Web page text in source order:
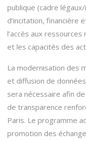
publique (cadre
d’incitation, financière
l’accès aux
et les capacités des
La modernisation des
et diffusion de
sera nécessaire afin
de transparence
Paris. Le programme
promotion des